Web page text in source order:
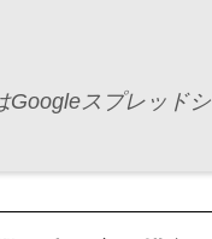
Googleスプレッド